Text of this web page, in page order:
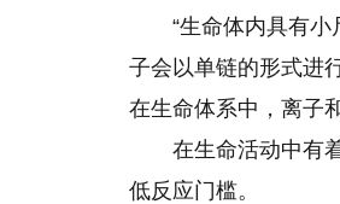
“生命体内具有
子会以单链的形式进
在生命体系中，离子
在生命活动中有
低反应门槛。